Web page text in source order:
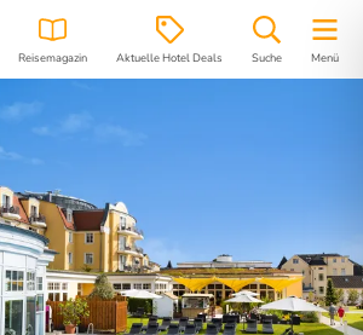
Reisemagazin Aktuelle Hotel Deals Suche Menü
Lage